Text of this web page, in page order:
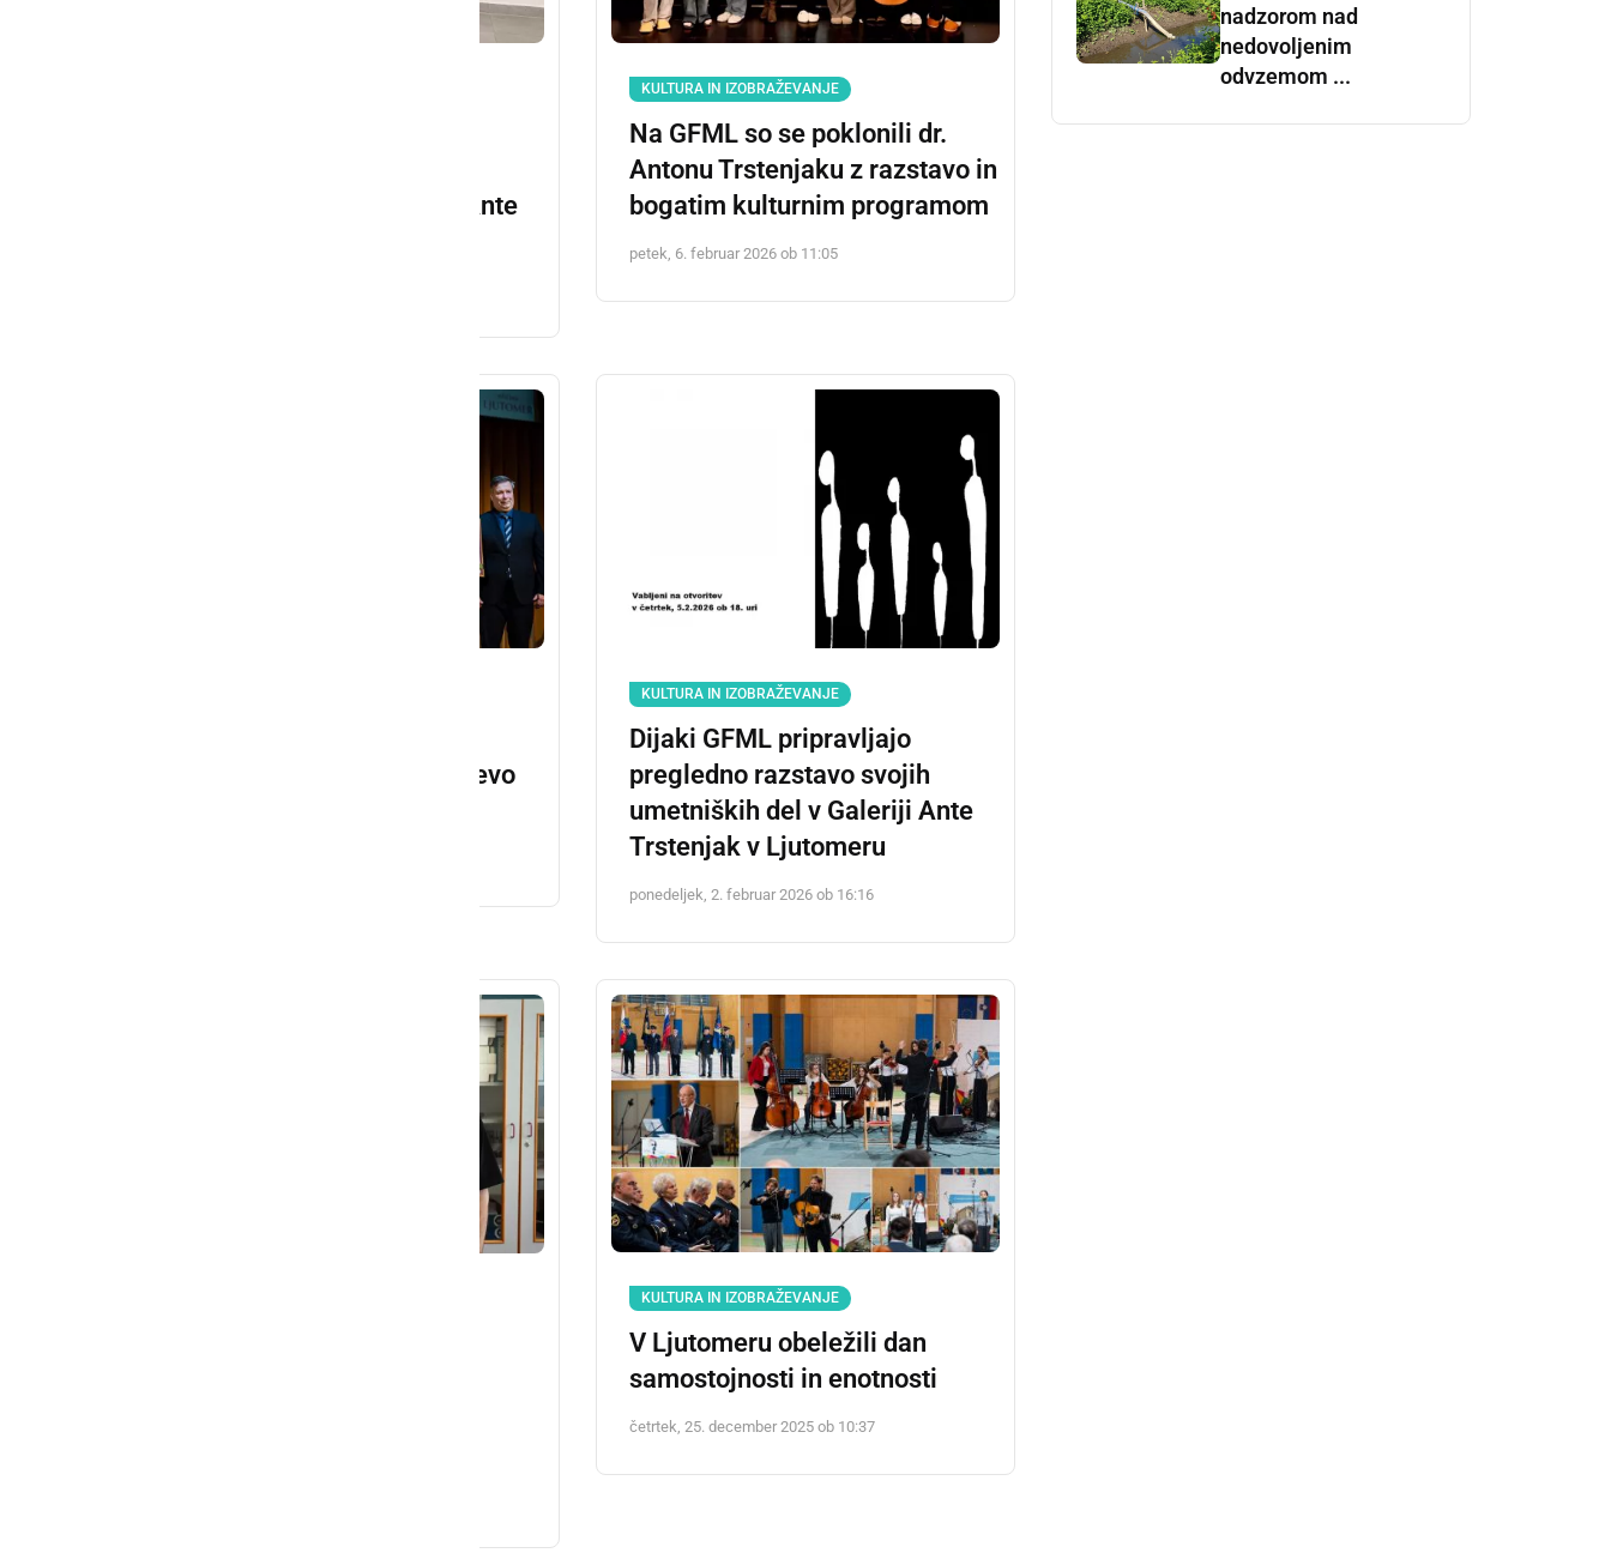
umetniških del v Galeriji Ante
KULTURA IN IZOBRAŽEVANJE
Na GFML so se poklonili dr.
Antonu Trstenjaku z razstavo in
bogatim kulturnim programom
petek, 6. februar 2026 ob 11:05
prazniku podelili Miklošičevo
KULTURA IN IZOBRAŽEVANJE
Dijaki GFML pripravljajo
pregledno razstavo svojih
umetniških del v Galeriji Ante
Trstenjak v Ljutomeru
ponedeljek, 2. februar 2026 ob 16:16
KULTURA IN IZOBRAŽEVANJE
V Ljutomeru obeležili dan
samostojnosti in enotnosti
četrtek, 25. december 2025 ob 10:37
nadzorom nad
nedovoljenim
odvzemom ...